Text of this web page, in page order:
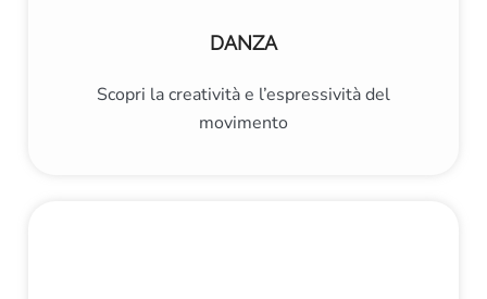
DANZA
Scopri la creatività e l’espressività del
movimento